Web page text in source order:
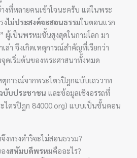
งที่หลายคนเข้าใจนะครับ แต่ในพระ
งไม่ประสงค์จะสอนธรรมในตอนแรก
” ผู้เป็นพรหมชั้นสูงสุดในกามโลก มา
ล่า จึงเกิดเหตุการณ์สำคัญที่เรียกว่า
ดเริ่มต้นของพระศาสนาทั้งหมด
ตุการณ์จากพระไตรปิฎกฉบับเถรวาท
บับประชาชน และข้อมูลเชิงอรรถที่
ะไตรปิฎก 84000.org) แบบเป็นขั้นตอน
งทรงดำริจะไม่สอนธรรม?
งสหัมบดีพรหมคืออะไร?